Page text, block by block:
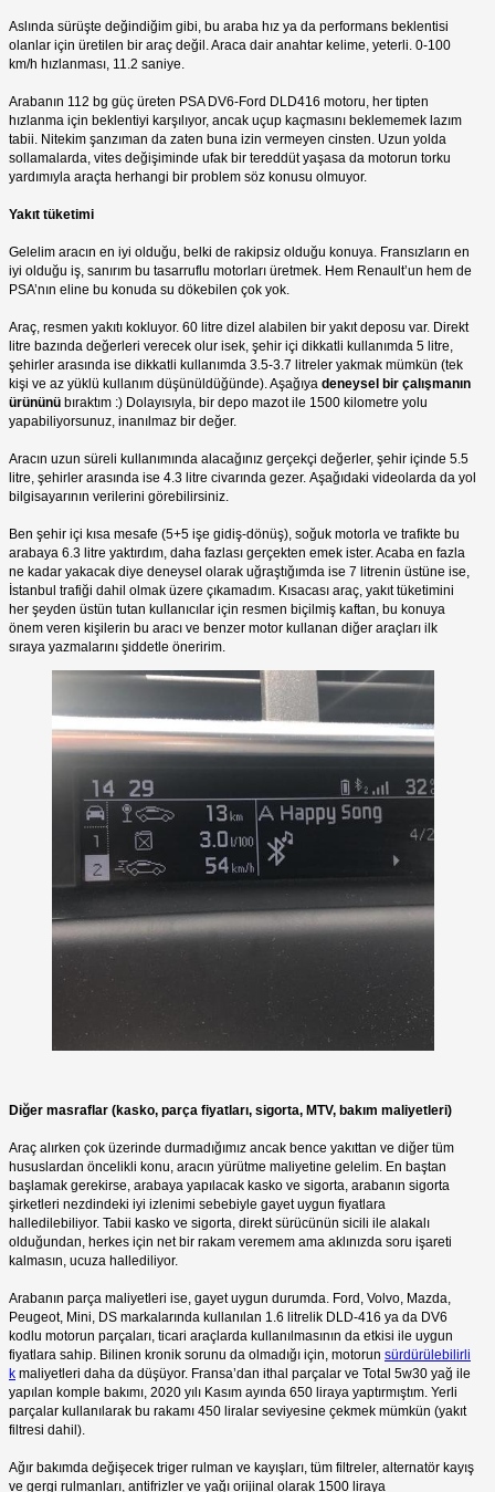
Aslında sürüşte değindiğim gibi, bu araba hız ya da performans beklentisi
olanlar için üretilen bir araç değil. Araca dair anahtar kelime, yeterli. 0-100
km/h hızlanması, 11.2 saniye.
Arabanın 112 bg güç üreten PSA DV6-Ford DLD416 motoru, her tipten
hızlanma için beklentiyi karşılıyor, ancak uçup kaçmasını beklememek lazım
tabii. Nitekim şanzıman da zaten buna izin vermeyen cinsten. Uzun yolda
sollamalarda, vites değişiminde ufak bir tereddüt yaşasa da motorun torku
yardımıyla araçta herhangi bir problem söz konusu olmuyor.
Yakıt tüketimi
Gelelim aracın en iyi olduğu, belki de rakipsiz olduğu konuya. Fransızların en
iyi olduğu iş, sanırım bu tasarruflu motorları üretmek. Hem Renault’un hem de
PSA’nın eline bu konuda su dökebilen çok yok.
Araç, resmen yakıtı kokluyor. 60 litre dizel alabilen bir yakıt deposu var. Direkt
litre bazında değerleri verecek olur isek, şehir içi dikkatli kullanımda 5 litre,
şehirler arasında ise dikkatli kullanımda 3.5-3.7 litreler yakmak mümkün (tek
kişi ve az yüklü kullanım düşünüldüğünde). Aşağıya deneysel bir çalışmanın
ürününü bıraktım :) Dolayısıyla, bir depo mazot ile 1500 kilometre yolu
yapabiliyorsunuz, inanılmaz bir değer.
Aracın uzun süreli kullanımında alacağınız gerçekçi değerler, şehir içinde 5.5
litre, şehirler arasında ise 4.3 litre civarında gezer. Aşağıdaki videolarda da yol
bilgisayarının verilerini görebilirsiniz.
Ben şehir içi kısa mesafe (5+5 işe gidiş-dönüş), soğuk motorla ve trafikte bu
arabaya 6.3 litre yaktırdım, daha fazlası gerçekten emek ister. Acaba en fazla
ne kadar yakacak diye deneysel olarak uğraştığımda ise 7 litrenin üstüne ise,
İstanbul trafiği dahil olmak üzere çıkamadım. Kısacası araç, yakıt tüketimini
her şeyden üstün tutan kullanıcılar için resmen biçilmiş kaftan, bu konuya
önem veren kişilerin bu aracı ve benzer motor kullanan diğer araçları ilk
sıraya yazmalarını şiddetle öneririm.
Diğer masraflar (kasko, parça fiyatları, sigorta, MTV, bakım maliyetleri)
Araç alırken çok üzerinde durmadığımız ancak bence yakıttan ve diğer tüm
hususlardan öncelikli konu, aracın yürütme maliyetine gelelim. En baştan
başlamak gerekirse, arabaya yapılacak kasko ve sigorta, arabanın sigorta
şirketleri nezdindeki iyi izlenimi sebebiyle gayet uygun fiyatlara
halledilebiliyor. Tabii kasko ve sigorta, direkt sürücünün sicili ile alakalı
olduğundan, herkes için net bir rakam veremem ama aklınızda soru işareti
kalmasın, ucuza hallediliyor.
Arabanın parça maliyetleri ise, gayet uygun durumda. Ford, Volvo, Mazda,
Peugeot, Mini, DS markalarında kullanılan 1.6 litrelik DLD-416 ya da DV6
kodlu motorun parçaları, ticari araçlarda kullanılmasının da etkisi ile uygun
fiyatlara sahip. Bilinen kronik sorunu da olmadığı için, motorun sürdürülebilirli
k maliyetleri daha da düşüyor. Fransa’dan ithal parçalar ve Total 5w30 yağ ile
yapılan komple bakımı, 2020 yılı Kasım ayında 650 liraya yaptırmıştım. Yerli
parçalar kullanılarak bu rakamı 450 liralar seviyesine çekmek mümkün (yakıt
filtresi dahil).
Ağır bakımda değişecek triger rulman ve kayışları, tüm filtreler, alternatör kayış
ve gergi rulmanları, antifrizler ve yağı orijinal olarak 1500 liraya